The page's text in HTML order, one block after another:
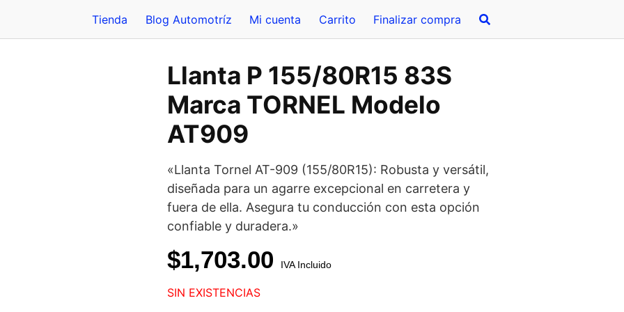
Tienda Blog Automotríz Mi cuenta Carrito Finalizar compra
Llanta P 155/80R15 83S
Marca TORNEL Modelo
AT909
«Llanta Tornel AT-909 (155/80R15): Robusta y versátil,
diseñada para un agarre excepcional en carretera y
fuera de ella. Asegura tu conducción con esta opción
confiable y duradera.»
$1,703.00 IVA Incluido
SIN EXISTENCIAS